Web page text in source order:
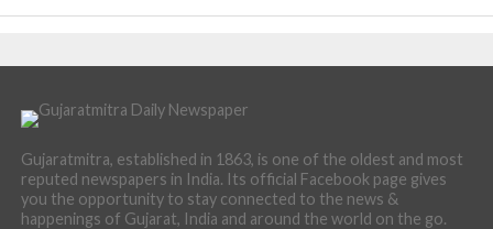
Gujaratmitra, established in 1863, is one of the oldest and most
reputed newspapers in India. Its official Facebook page gives
you the opportunity to stay connected to the news &
happenings of Gujarat, India and around the world on the go.